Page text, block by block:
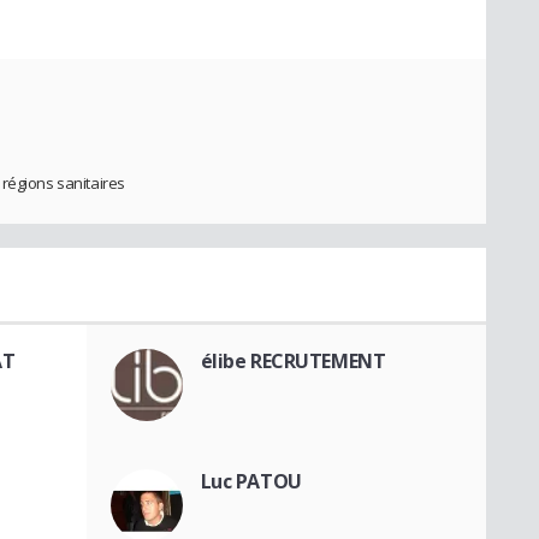
sanitaires
élibe RECRUTEMENT
Luc PATOU